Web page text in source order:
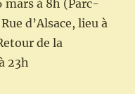
mars à 8h (Parc-
d’Alsace, lieu à
de la
23h